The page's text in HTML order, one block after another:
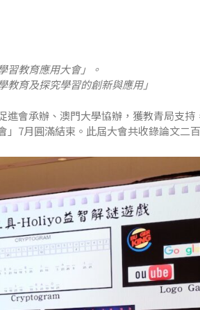
習教育應用大會」。
育及探究學習的創新與應用」
進會承辦、澳門大學協辦，獲教青局支
」7月圓滿結束。此屆大會共收錄論文二